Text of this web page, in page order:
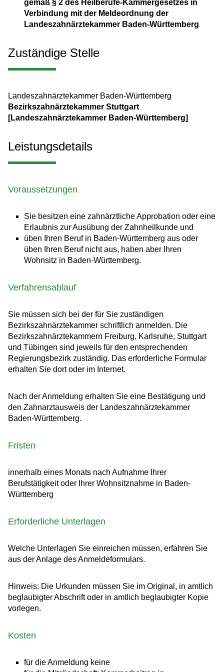
gemäß § 2 des Heilberufe-Kammergesetzes in
Verbindung mit der Meldeordnung der
Landeszahnärztekammer Baden-Württemberg
Zuständige Stelle
Landeszahnärztekammer Baden-Württemberg
Bezirkszahnärztekammer Stuttgart
[Landeszahnärztekammer Baden-Württemberg]
Leistungsdetails
Voraussetzungen
Sie besitzen eine zahnärztliche Approbation oder eine
Erlaubnis zur Ausübung der Zahnheilkunde und
üben Ihren Beruf in Baden-Württemberg aus oder
üben Ihren Beruf nicht aus, haben aber Ihren
Wohnsitz in Baden-Württemberg.
Verfahrensablauf
Sie müssen sich bei der für Sie zuständigen
Bezirkszahnärztekammer schriftlich anmelden. Die
Bezirkszahnärztekammern Freiburg, Karlsruhe, Stuttgart
und Tübingen sind jeweils für den entsprechenden
Regierungsbezirk zuständig. Das erforderliche Formular
erhalten Sie dort oder im Internet.
Nach der Anmeldung erhalten Sie eine Bestätigung und
den Zahnarztausweis der Landeszahnärztekammer
Baden-Württemberg.
Fristen
innerhalb eines Monats nach Aufnahme Ihrer
Berufstätigkeit oder Ihrer Wohnsitznahme in Baden-
Württemberg
Erforderliche Unterlagen
Welche Unterlagen Sie einreichen müssen, erfahren Sie
aus der Anlage des Anmeldeformulars.
Hinweis: Die Urkunden müssen Sie im Original, in amtlich
beglaubigter Abschrift oder in amtlich beglaubigter Kopie
vorlegen.
Kosten
für die Anmeldung keine